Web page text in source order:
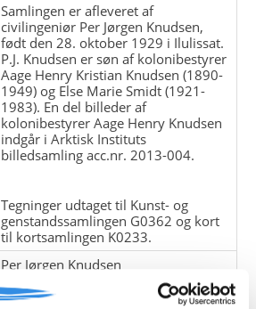
Samlingen er afleveret af
civilingeniør Per Jørgen Knudsen,
født den 28. oktober 1929 i Ilulissat.
P.J. Knudsen er søn af kolonibestyrer
Aage Henry Kristian Knudsen (1890-
1949) og Else Marie Smidt (1921-
1983). En del billeder af
kolonibestyrer Aage Henry Knudsen
indgår i Arktisk Instituts
billedsamling acc.nr. 2013-004.
Tegninger udtaget til Kunst- og
genstandssamlingen G0362 og kort
til kortsamlingen K0233.
Per Jørgen Knudsen